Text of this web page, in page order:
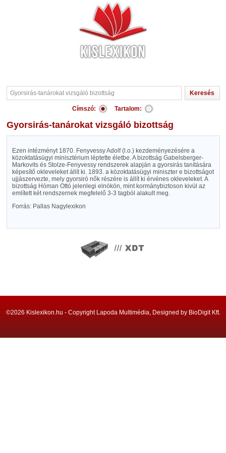
Címszó: Tartalom:
Gyorsirás-tanárokat vizsgáló bizottság
Ezen intézményt 1870. Fenyvessy Adolf (l.o.) kezdeményezésére a
közoktatásügyi minisztérium léptette életbe. A bizottság Gabelsberger-
Markovits és Stolze-Fenyvessy rendszerek alapján a gyorsirás tanítására
képesítő okleveleket állít ki. 1893. a közoktatásügyi miniszter e bizottságot
ujjászervezte, mely gyorsiró nők részére is állít ki érvénes okleveleket. A
bizottság Hóman Ottó jelenlegi elnökön, mint kormánybiztoson kivül az
említett két rendszernek megfelelő 3-3 tagból alakult meg.
Forrás: Pallas Nagylexikon
©2026 Kislexikon.hu - Copyright Lapoda Multimédia, Designed by BioDigit Kft.